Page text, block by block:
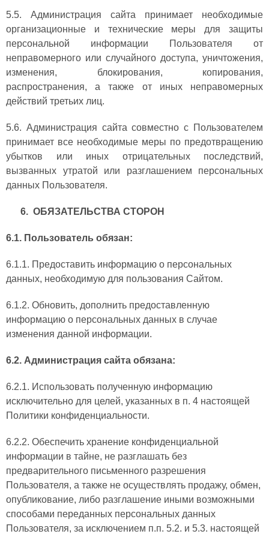
5.5. Администрация сайта принимает необходимые
организационные и технические меры для защиты
персональной информации Пользователя от
неправомерного или случайного доступа, уничтожения,
изменения, блокирования, копирования,
распространения, а также от иных неправомерных
действий третьих лиц.
5.6. Администрация сайта совместно с Пользователем
принимает все необходимые меры по предотвращению
убытков или иных отрицательных последствий,
вызванных утратой или разглашением персональных
данных Пользователя.
6. ОБЯЗАТЕЛЬСТВА СТОРОН
6.1. Пользователь обязан:
6.1.1. Предоставить информацию о персональных
данных, необходимую для пользования Сайтом.
6.1.2. Обновить, дополнить предоставленную
информацию о персональных данных в случае
изменения данной информации.
6.2. Администрация сайта обязана:
6.2.1. Использовать полученную информацию
исключительно для целей, указанных в п. 4 настоящей
Политики конфиденциальности.
6.2.2. Обеспечить хранение конфиденциальной
информации в тайне, не разглашать без
предварительного письменного разрешения
Пользователя, а также не осуществлять продажу, обмен,
опубликование, либо разглашение иными возможными
способами переданных персональных данных
Пользователя, за исключением п.п. 5.2. и 5.3. настоящей